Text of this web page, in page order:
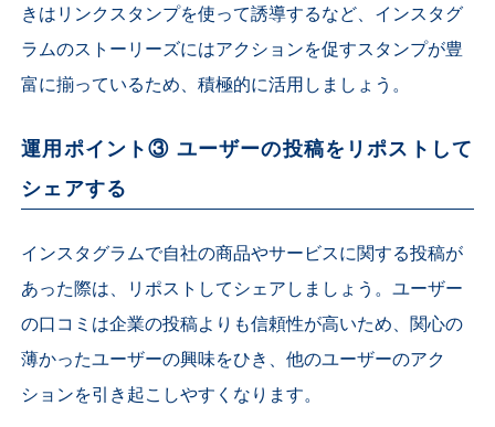
きはリンクスタンプを使って誘導するなど、インスタグ
ラムのストーリーズにはアクションを促すスタンプが豊
富に揃っているため、積極的に活用しましょう。
運用ポイント③ ユーザーの投稿をリポストして
シェアする
インスタグラムで自社の商品やサービスに関する投稿が
あった際は、リポストしてシェアしましょう。ユーザー
の口コミは企業の投稿よりも信頼性が高いため、関心の
薄かったユーザーの興味をひき、他のユーザーのアク
ションを引き起こしやすくなります。